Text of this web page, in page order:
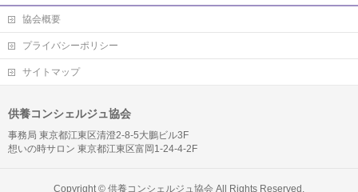
協会概要
プライバシーポリシー
サイトマップ
供養コンシェルジュ協会
事務局 東京都江東区清澄2-8-5大鵬ビル3F
想いの時サロン 東京都江東区富岡1-24-4-2F
Copyright © 供養コンシェルジュ協会All Rights Reserved.